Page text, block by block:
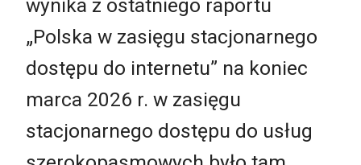
wynika z ostatniego raportu
„Polska w zasięgu stacjonarnego
dostępu do internetu” na koniec
marca 2026 r. w zasięgu
stacjonarnego dostępu do usług